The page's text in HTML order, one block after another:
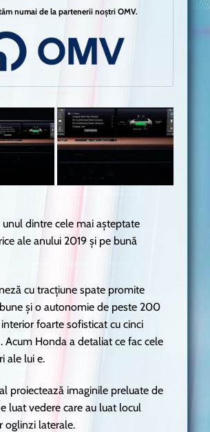
numai de la partenerii noștri OMV.
unul dintre cele mai așteptate
ale anului 2019 și pe bună
cu tracțiune spate promite
și o autonomie de peste 200
foarte sofisticat cu cinci
Acum Honda a detaliat ce fac cele
ale lui e.
proiectează imaginile preluate de
luat vedere care au luat locul
oglinzi laterale.